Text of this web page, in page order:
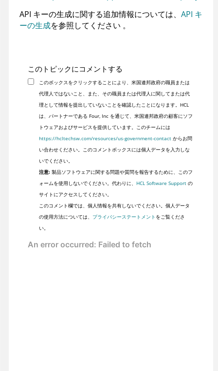
API キーの生成に関する追加情報については、 API キ
ーの生成を参照してください 。
このトピックにコメントする
このボックスをクリックすることにより、米国連邦政府の職員または
代理人ではないこと、また、その職員または代理人に関してまたは代
理として情報を提出していないことを確認したことになります。HCL
は、パートナーである Four, Inc を通じて、米国連邦政府の顧客にソフ
トウェアおよびサービスを提供しています。このチームには
https://hcltechsw.com/resources/us-government-contactからお問
い合わせください。このコメントボックスには個人データを入力しな
いでください。
注意:製品ソフトウェアに関する問題や質問を報告するために、このフ
ォームを使用しないでください。代わりに、
HCL Software Supportの
サイトにアクセスしてください。
このコメント欄では、個人情報を共有しないでください。個人データ
の使用方法については、
プライバシーステートメント をご覧くださ
い。